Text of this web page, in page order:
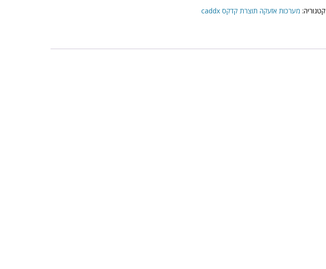
קטגוריה: מערכות אזעקה תוצרת קדקס caddx